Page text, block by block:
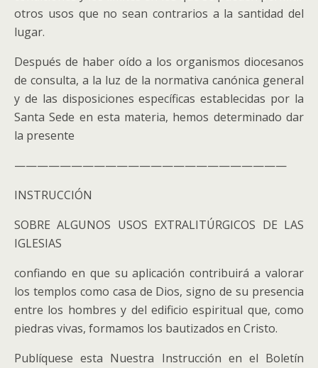
otros usos que no sean contrarios a la santidad del
lugar.
Después de haber oído a los organismos diocesanos
de consulta, a la luz de la normativa canónica general
y de las disposiciones específicas establecidas por la
Santa Sede en esta materia, hemos determinado dar
la presente
————————————————————————
INSTRUCCIÓN
SOBRE ALGUNOS USOS EXTRALITÚRGICOS DE LAS
IGLESIAS
confiando en que su aplicación contribuirá a valorar
los templos como casa de Dios, signo de su presencia
entre los hombres y del edificio espiritual que, como
piedras vivas, formamos los bautizados en Cristo.
Publíquese esta Nuestra Instrucción en el Boletín